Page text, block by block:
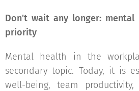
Don't wait any longer:
priority
Mental health in the
secondary topic. Today, it is
well-being, team